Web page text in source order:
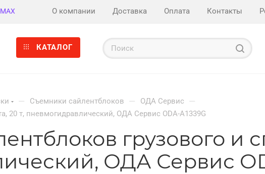
MAX О компании Доставка Оплата Контакты
КАТАЛОГ
— Съемники сайлентблоков — ОДА Сервис —
20 т, пневмогидравлический, ОДА Сервис ODA-A1339G
грузового и
ОДА Сервис